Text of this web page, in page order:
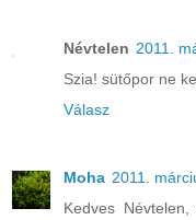
Névtelen 2011.
Szia! sütőpor ne
Válasz
Moha 2011.
Kedves